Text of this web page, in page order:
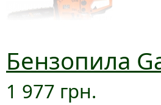
Бензопила
1 977 грн.